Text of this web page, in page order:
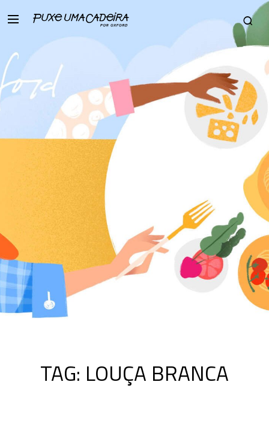
TAG: LOUÇA BRANCA